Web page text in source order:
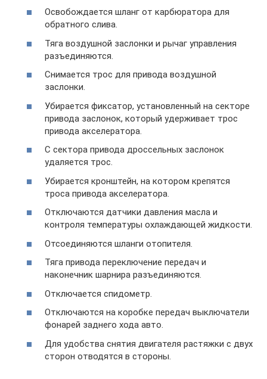
Освобождается шланг от карбюратора для
обратного слива.
Тяга воздушной заслонки и рычаг управления
разъединяются.
Снимается трос для привода воздушной
заслонки.
Убирается фиксатор, установленный на секторе
привода заслонок, который удерживает трос
привода акселератора.
С сектора привода дроссельных заслонок
удаляется трос.
Убирается кронштейн, на котором крепятся
троса привода акселератора.
Отключаются датчики давления масла и
контроля температуры охлаждающей жидкости.
Отсоединяются шланги отопителя.
Тяга привода переключение передач и
наконечник шарнира разъединяются.
Отключается спидометр.
Отключаются на коробке передач выключатели
фонарей заднего хода авто.
Для удобства снятия двигателя растяжки с двух
сторон отводятся в стороны.